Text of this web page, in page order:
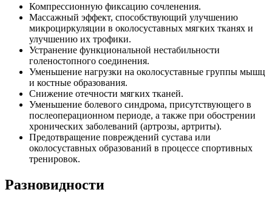
Компрессионную фиксацию сочленения.
Массажный эффект, способствующий улучшению
микроциркуляции в околосуставных мягких тканях и
улучшению их трофики.
Устранение функциональной нестабильности
голеностопного соединения.
Уменьшение нагрузки на околосуставные группы мышц
и костные образования.
Снижение отечности мягких тканей.
Уменьшение болевого синдрома, присутствующего в
послеоперационном периоде, а также при обострении
хронических заболеваний (артрозы, артриты).
Предотвращение повреждений сустава или
околосуставных образований в процессе спортивных
тренировок.
Разновидности